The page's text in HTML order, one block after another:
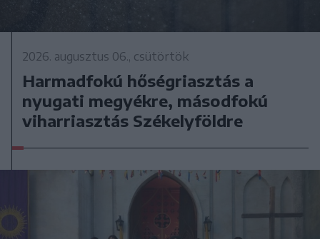
2026. augusztus 06., csütörtök
Harmadfokú hőségriasztás a
nyugati megyékre, másodfokú
viharriasztás Székelyföldre